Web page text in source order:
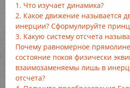
1. Что изучает динамика?
2. Какое движение называется
инерции? Сформулируйте
3. Какую систему отсчета
Почему равномерное
состояние покоя физически
взаимозаменяемы лишь в
отсчета?